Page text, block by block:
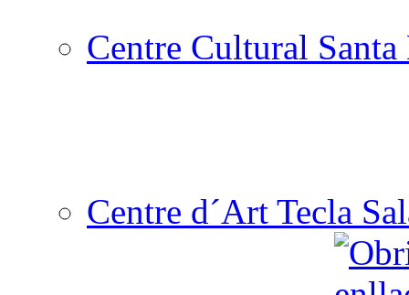
Centre Cultural
Centre d´Art Tecla